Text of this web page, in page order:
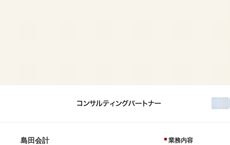
島田会計
業務内容